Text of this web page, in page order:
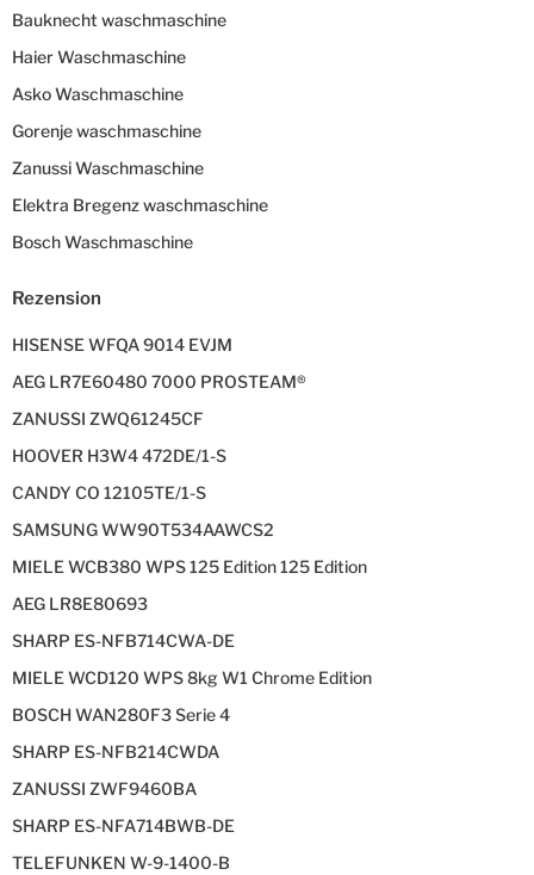
Bauknecht waschmaschine
Haier Waschmaschine
Asko Waschmaschine
Gorenje waschmaschine
Zanussi Waschmaschine
Elektra Bregenz waschmaschine
Bosch Waschmaschine
Rezension
HISENSE WFQA 9014 EVJM
AEG LR7E60480 7000 PROSTEAM®
ZANUSSI ZWQ61245CF
HOOVER H3W4 472DE/1-S
CANDY CO 12105TE/1-S
SAMSUNG WW90T534AAWCS2
MIELE WCB380 WPS 125 Edition 125 Edition
AEG LR8E80693
SHARP ES-NFB714CWA-DE
MIELE WCD120 WPS 8kg W1 Chrome Edition
BOSCH WAN280F3 Serie 4
SHARP ES-NFB214CWDA
ZANUSSI ZWF9460BA
SHARP ES-NFA714BWB-DE
TELEFUNKEN W-9-1400-B